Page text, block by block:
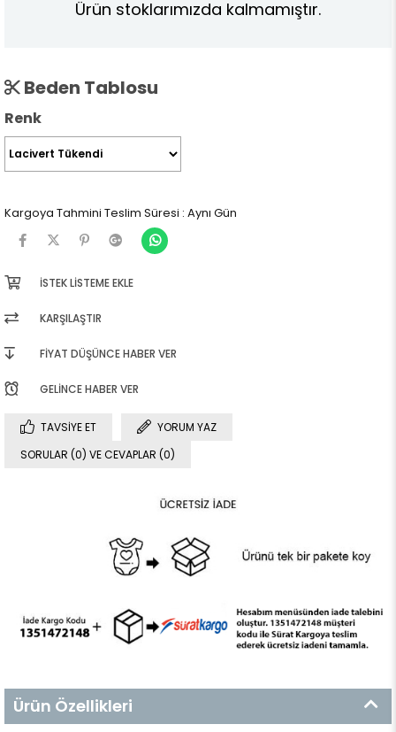
Ürün stoklarımızda kalmamıştır.
Beden Tablosu
Renk
Kargoya Tahmini Teslim Süresi : Aynı Gün
İSTEK LISTEME EKLE
KARŞILAŞTIR
FIYAT DÜŞÜNCE HABER VER
GELINCE HABER VER
TAVSIYE ET
YORUM YAZ
SORULAR (0) VE CEVAPLAR (0)
Ürün Özellikleri